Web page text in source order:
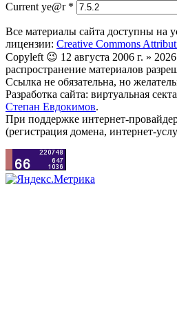
Current ye@r *
Все материалы сайта доступны на
лицензии: Creative Commons
Copyleft 😉 12 августа 2006 г. »
распространение материалов
Ссылка не обязательна, но
Разработка сайта: виртуальная
Степан Евдокимов.
При поддержке интернет-
(регистрация домена, интернет-